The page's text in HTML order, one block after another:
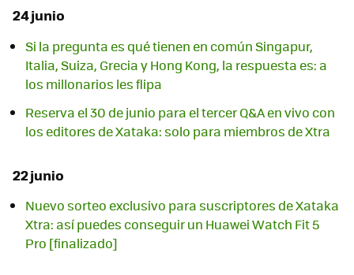
24 junio
Si la pregunta es qué tienen en común Singapur,
Italia, Suiza, Grecia y Hong Kong, la respuesta es: a
los millonarios les flipa
Reserva el 30 de junio para el tercer Q&A en vivo con
los editores de Xataka: solo para miembros de Xtra
22 junio
Nuevo sorteo exclusivo para suscriptores de Xataka
Xtra: así puedes conseguir un Huawei Watch Fit 5
Pro [finalizado]